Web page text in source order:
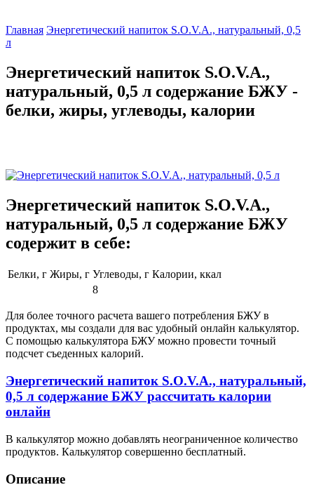
Главная Энергетический напиток S.O.V.A., натуральный, 0,5
л
Энергетический напиток S.O.V.A.,
натуральный, 0,5 л содержание БЖУ -
белки, жиры, углеводы, калории
Энергетический напиток S.O.V.A.,
натуральный, 0,5 л содержание БЖУ
содержит в себе:
Белки, г Жиры, г Углеводы, г Калории, ккал
8
Для более точного расчета вашего потребления БЖУ в
продуктах, мы создали для вас удобный онлайн калькулятор.
С помощью калькулятора БЖУ можно провести точный
подсчет съеденных калорий.
Энергетический напиток S.O.V.A., натуральный,
0,5 л содержание БЖУ рассчитать калории
онлайн
В калькулятор можно добавлять неограниченное количество
продуктов. Калькулятор совершенно бесплатный.
Описание